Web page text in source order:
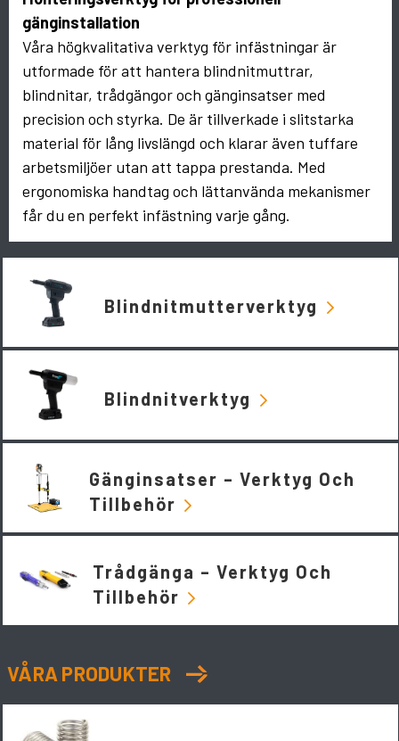
gänginstallation
Våra högkvalitativa verktyg för infästningar är
utformade för att hantera blindnitmuttrar,
blindnitar, trådgängor och gänginsatser med
precision och styrka. De är tillverkade i slitstarka
material för lång livslängd och klarar även tuffare
arbetsmiljöer utan att tappa prestanda. Med
ergonomiska handtag och lättanvända mekanismer
får du en perfekt infästning varje gång.
Blindnitmutterverktyg
Blindnitverktyg
Gänginsatser – Verktyg Och
Tillbehör
Trådgänga – Verktyg Och
Tillbehör
VÅRA PRODUKTER